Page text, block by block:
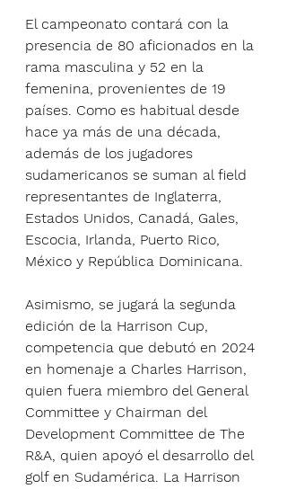
El campeonato contará con la
presencia de 80 aficionados en la
rama masculina y 52 en la
femenina, provenientes de 19
países. Como es habitual desde
hace ya más de una década,
además de los jugadores
sudamericanos se suman al field
representantes de Inglaterra,
Estados Unidos, Canadá, Gales,
Escocia, Irlanda, Puerto Rico,
México y República Dominicana.
Asimismo, se jugará la segunda
edición de la Harrison Cup,
competencia que debutó en 2024
en homenaje a Charles Harrison,
quien fuera miembro del General
Committee y Chairman del
Development Committee de The
R&A, quien apoyó el desarrollo del
golf en Sudamérica. La Harrison